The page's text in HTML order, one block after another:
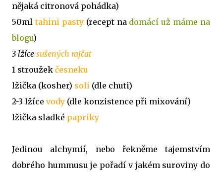
nějaká citronová pohádka)
50mltahini pasty(recept na domácí už máme na
blogu)
3 lžíce sušených rajčat
1 stroužek česneku
lžička (kosher) soli (dle chuti)
2-3 lžíce vody (dle konzistence při mixování)
lžička sladké papriky
Jedinou alchymií, nebo řekněme tajemstvím
dobrého hummusu je pořadí v jakém suroviny do